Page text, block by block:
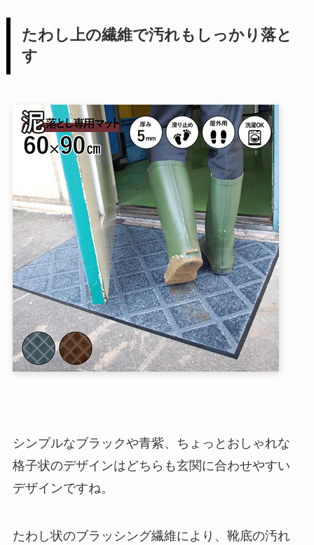
たわし上の繊維で汚れもしっかり落と
す
シンプルなブラックや青紫、ちょっとおしゃれな
格子状のデザインはどちらも玄関に合わせやすい
デザインですね。
たわし状のブラッシング繊維により、靴底の汚れ